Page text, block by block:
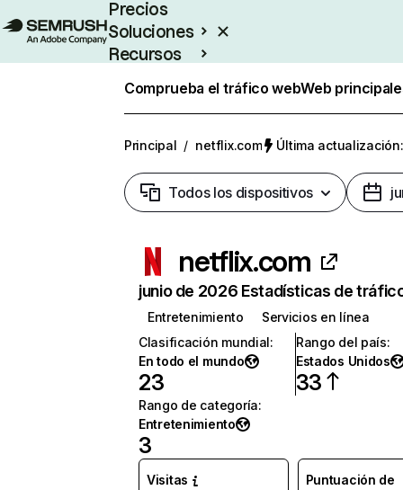
Precios
Soluciones
Recursos
Comprueba el tráfico webWeb
Principal / netflix.com Última
Todos los dispositivos
netflix.com
junio de 2026 Estadísticas de
Entretenimiento
Servicios en línea
Clasificación mundial:
En todo el mundo
23
Rango del país:
Estados Unidos
33
Rango de categoría:
Entretenimiento
3
Visitas
Puntuación de